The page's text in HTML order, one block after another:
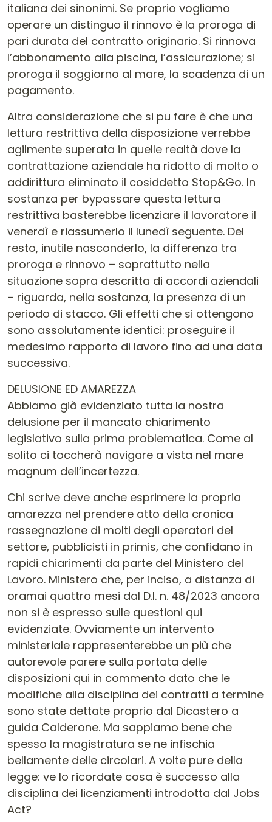
italiana dei sinonimi. Se proprio vogliamo
operare un distinguo il rinnovo è la proroga di
pari durata del contratto originario. Si rinnova
l’abbonamento alla piscina, l’assicurazione; si
proroga il soggiorno al mare, la scadenza di un
pagamento.
Altra considerazione che si pu fare è che una
lettura restrittiva della disposizione verrebbe
agilmente superata in quelle realtà dove la
contrattazione aziendale ha ridotto di molto o
addirittura eliminato il cosiddetto Stop&Go. In
sostanza per bypassare questa lettura
restrittiva basterebbe licenziare il lavoratore il
venerdì e riassumerlo il lunedì seguente. Del
resto, inutile nasconderlo, la differenza tra
proroga e rinnovo – soprattutto nella
situazione sopra descritta di accordi aziendali
– riguarda, nella sostanza, la presenza di un
periodo di stacco. Gli effetti che si ottengono
sono assolutamente identici: proseguire il
medesimo rapporto di lavoro fino ad una data
successiva.
DELUSIONE ED AMAREZZA
Abbiamo già evidenziato tutta la nostra
delusione per il mancato chiarimento
legislativo sulla prima problematica. Come al
solito ci toccherà navigare a vista nel mare
magnum dell’incertezza.
Chi scrive deve anche esprimere la propria
amarezza nel prendere atto della cronica
rassegnazione di molti degli operatori del
settore, pubblicisti in primis, che confidano in
rapidi chiarimenti da parte del Ministero del
Lavoro. Ministero che, per inciso, a distanza di
oramai quattro mesi dal D.l. n. 48/2023 ancora
non si è espresso sulle questioni qui
evidenziate. Ovviamente un intervento
ministeriale rappresenterebbe un più che
autorevole parere sulla portata delle
disposizioni qui in commento dato che le
modifiche alla disciplina dei contratti a termine
sono state dettate proprio dal Dicastero a
guida Calderone. Ma sappiamo bene che
spesso la magistratura se ne infischia
bellamente delle circolari. A volte pure della
legge: ve lo ricordate cosa è successo alla
disciplina dei licenziamenti introdotta dal Jobs
Act?